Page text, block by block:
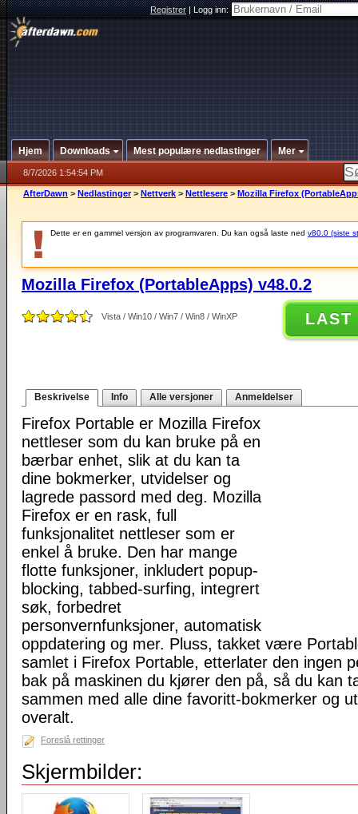
Registrer|Logg inn:
Hjem Downloads Mest populære nedlastinger Mer
8/7/2026 1:54:54 PM
AfterDawn > Nedlastinger > Nettverk > Nettlesere > Mozilla Firefox
Dette er en gammel versjon av programvaren. Du kan også laste ned v80.0 (siste
Mozilla Firefox (PortableApps) v48.0.2
Vista / Win10 / Win7 / Win8 / WinXP LAST
Beskrivelse Info Alle versjoner Anmeldelser
Firefox Portable er Mozilla Firefox
nettleser som du kan bruke på en
bærbar enhet, slik at du kan ta
dine bokmerker, utvidelser og
lagrede passord med deg. Mozilla
Firefox er en rask, full
funksjonalitet nettleser som er
enkel å bruke. Den har mange
flotte funksjoner, inkludert popup-
blocking, tabbed-surfing, integrert
søk, forbedret
personvernfunksjoner, automatisk
oppdatering og mer. Pluss, takket være
samlet i Firefox Portable, etterlater den ingen
bak på maskinen du kjører den på, så du kan
sammen med alle dine favoritt-bokmerker og
overalt.
Foreslå rettinger
Skjermbilder: